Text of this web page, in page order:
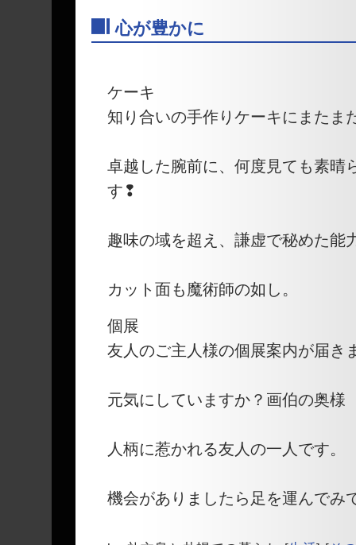
心が豊かに
ケーキ
知り合いの手作りケーキにまたま
卓越した腕前に、何度見ても素晴
す❢
趣味の域を超え、謙虚で秘めた能
カット面も魔術師の如し。
個展
友人のご主人様の個展案内が届き
元気にしていますか？画伯の奥様
人柄に惹かれる友人の一人です。
機会がありましたら足を運んでみ